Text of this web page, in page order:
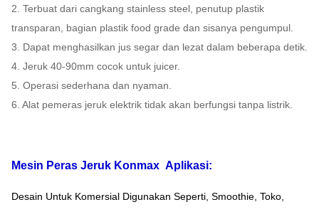
2. Terbuat dari cangkang stainless steel, penutup plastik
transparan, bagian plastik food grade dan sisanya pengumpul.
3. Dapat menghasilkan jus segar dan lezat dalam beberapa detik.
4. Jeruk 40-90mm cocok untuk juicer.
5. Operasi sederhana dan nyaman.
6. Alat pemeras jeruk elektrik tidak akan berfungsi tanpa listrik.
Mesin Peras Jeruk Konmax Aplikasi:
Desain Untuk Komersial Digunakan Seperti, Smoothie, Toko,